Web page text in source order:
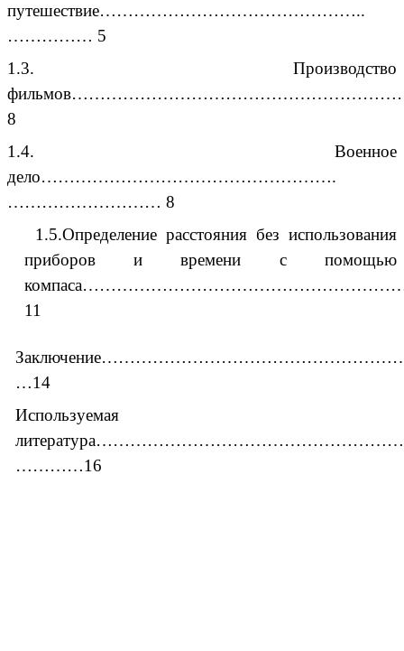
путешествие………………………………………..
…………… 5
1.3. Производство
8
1.4. Военное
дело…………………………………………….
……………………… 8
расстояния без использования
приборов и времени с помощью
11
…14
Используемая
…………16